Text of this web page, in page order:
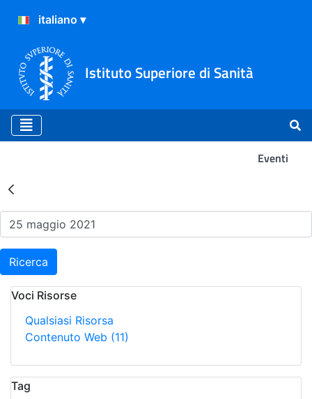
Istituto Superiore di Sanità
Eventi
Risultati della Ricerca -
Ricerca
Voci Risorse
Qualsiasi Risorsa
Contenuto Web (11)
Tag